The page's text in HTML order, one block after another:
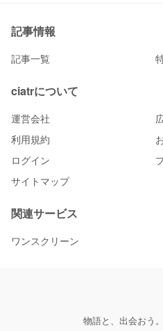
記事情報
記事一覧
ciatrについて
運営会社
利用規約
ログイン
サイトマップ
関連サービス
ワンスクリーン
物語と、出会おう